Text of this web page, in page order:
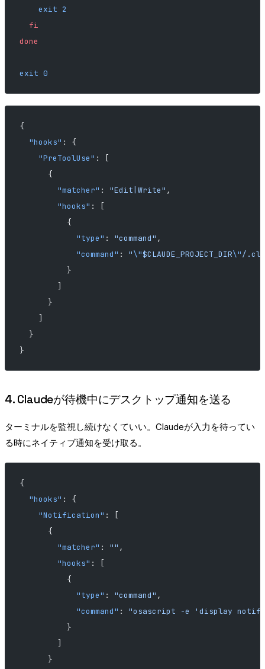
    exit
2
  fi
done
exit 0
{
  "hooks"
: {
    "PreToolUse"
: [
      {
        "matcher"
: "Edit|Write" ,
        "hooks"
: [
          {
            "type"
: "command" ,
            "command"
: "\"$CLAUDE_PROJECT_DIR\"/
          }
        ]
      }
    ]
  }
}
4. Claudeが待機中にデスクトップ通知を送る
ターミナルを監視し続けなくていい。Claudeが入力を待ってい
る時にネイティブ通知を受け取る。
{
  "hooks"
: {
    "Notification"
: [
      {
        "matcher"
: "" ,
        "hooks"
: [
          {
            "type"
: "command" ,
            "command"
: "osascript -e 'display
          }
        ]
      }